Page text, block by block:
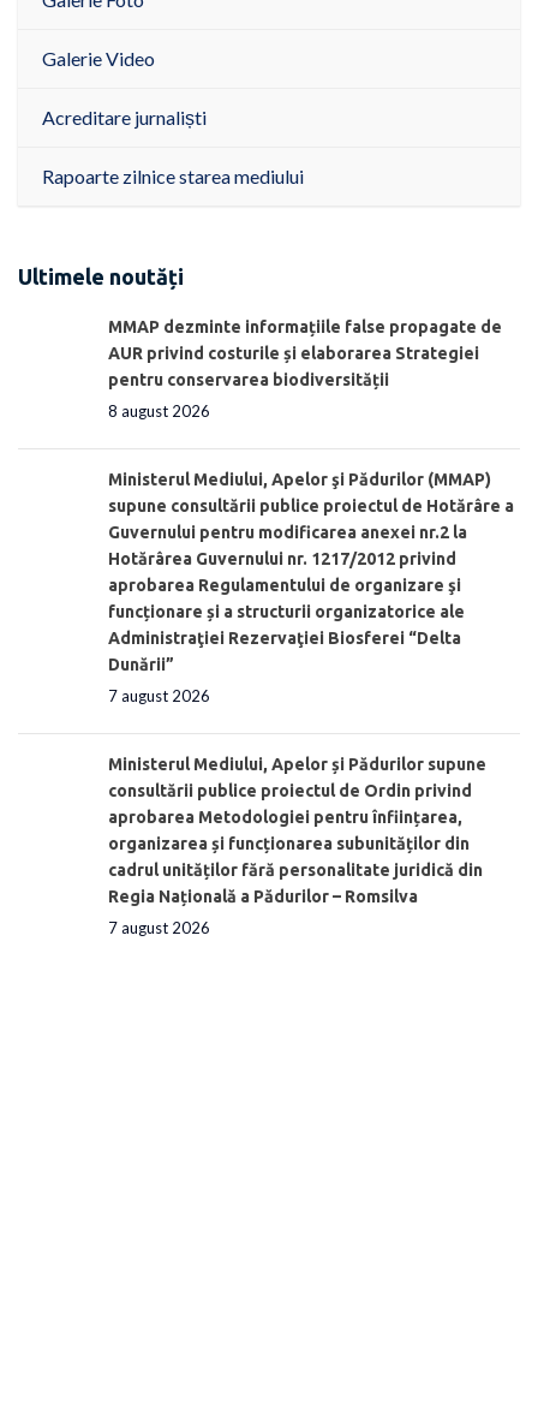
Galerie Video
Acreditare jurnaliști
Rapoarte zilnice starea mediului
Ultimele noutăți
MMAP dezminte informațiile false propagate de
AUR privind costurile și elaborarea Strategiei
pentru conservarea biodiversității
8 august 2026
Ministerul Mediului, Apelor şi Pădurilor (MMAP)
supune consultării publice proiectul de Hotărâre a
Guvernului pentru modificarea anexei nr.2 la
Hotărârea Guvernului nr. 1217/2012 privind
aprobarea Regulamentului de organizare şi
funcționare și a structurii organizatorice ale
Administraţiei Rezervaţiei Biosferei “Delta
Dunării”
7 august 2026
Ministerul Mediului, Apelor și Pădurilor supune
consultării publice proiectul de Ordin privind
aprobarea Metodologiei pentru înființarea,
organizarea și funcționarea subunităților din
cadrul unităților fără personalitate juridică din
Regia Națională a Pădurilor – Romsilva
7 august 2026